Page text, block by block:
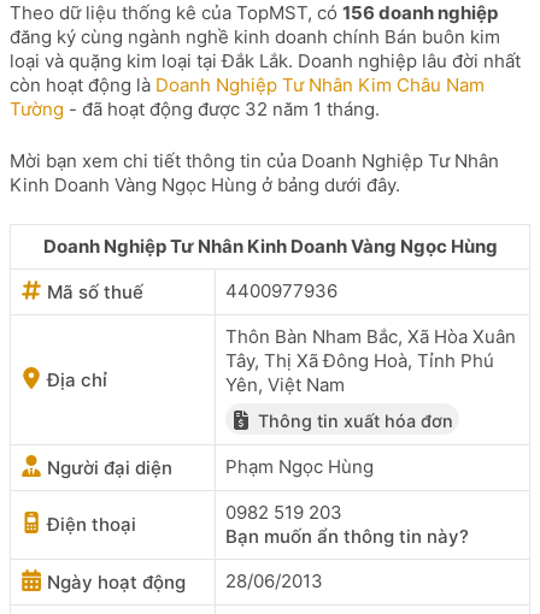
Theo dữ liệu thống kê của TopMST, có 156 doanh nghiệp
đăng ký cùng ngành nghề kinh doanh chính Bán buôn kim
loại và quặng kim loại tại Đắk Lắk. Doanh nghiệp lâu đời nhất
còn hoạt động là Doanh Nghiệp Tư Nhân Kim Châu Nam
Tường - đã hoạt động được 32 năm 1 tháng.
Mời bạn xem chi tiết thông tin của Doanh Nghiệp Tư Nhân
Kinh Doanh Vàng Ngọc Hùng ở bảng dưới đây.
Doanh Nghiệp Tư Nhân Kinh Doanh Vàng Ngọc Hùng
Mã số thuế
4400977936
Địa chỉ
Thôn Bàn Nham Bắc, Xã Hòa Xuân
Tây, Thị Xã Đông Hoà, Tỉnh Phú
Yên, Việt Nam
Thông tin xuất hóa đơn
Người đại diện Phạm Ngọc Hùng
Điện thoại
0982 519 203
Bạn muốn ẩn thông tin này?
Ngày hoạt động
28/06/2013